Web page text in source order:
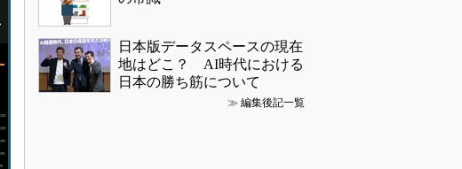
日本版データスペースの現在
地はどこ？ AI時代における
日本の勝ち筋について
≫ 編集後記一覧